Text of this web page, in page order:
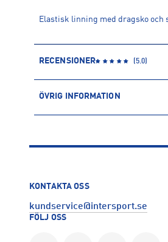
Elastisk linning med dragsko och
RECENSIONER (5.0)
ÖVRIG INFORMATION
Leverantörens produktnummer:
Tillverkaradress: Colosseum 1,
KONTAKTA OSS
kundservice@intersport.se
FÖLJ OSS